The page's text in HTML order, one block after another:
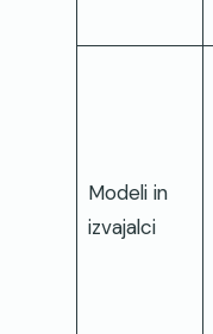
Modeli in
izvajalci